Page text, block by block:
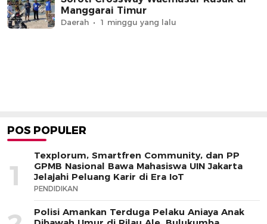
Manggarai Timur
Daerah 1 minggu yang lalu
POS POPULER
1
Texplorum, Smartfren Community, dan PP
GPMB Nasional Bawa Mahasiswa UIN Jakarta
Jelajahi Peluang Karir di Era IoT
PENDIDIKAN
Polisi Amankan Terduga Pelaku Aniaya Anak